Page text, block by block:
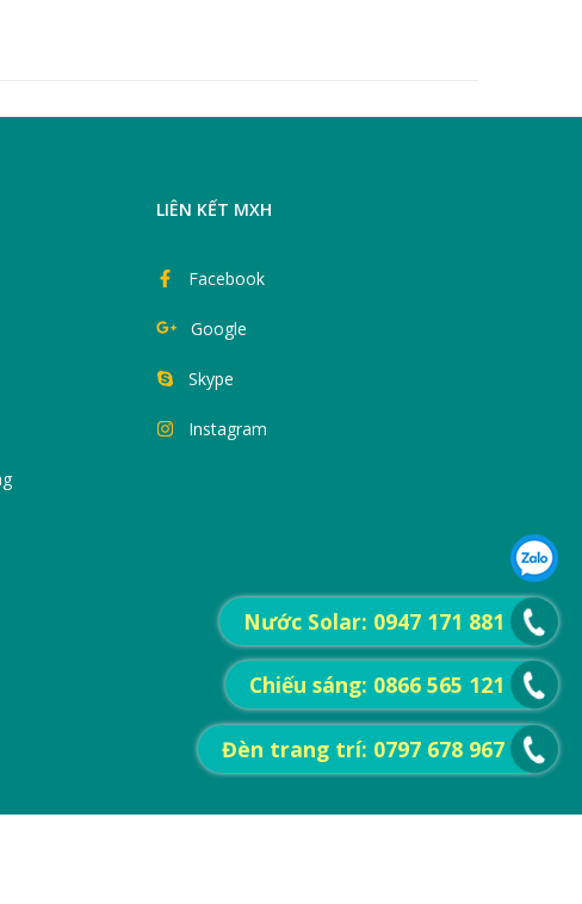
LIÊN KẾT MXH
Facebook
Google
Skype
Instagram
Nước Solar: 0947 171 881
Chiếu sáng: 0866 565 121
Đèn trang trí: 0797 678 967